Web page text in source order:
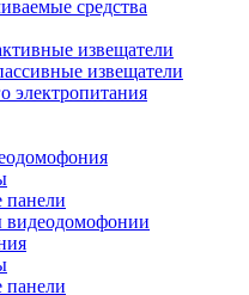
средства
извещатели
извещатели
электропитания